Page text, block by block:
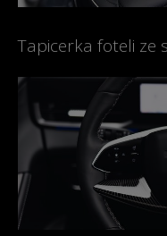
Tapicerka foteli ze